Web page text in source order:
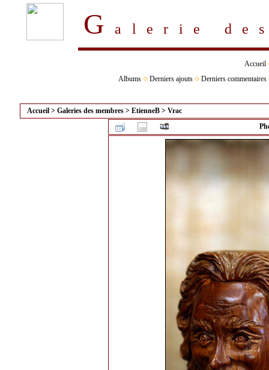
Galerie
Accueil
Albums
Derniers ajouts Derniers commentaires
Accueil > Galeries des membres > EtienneB > Vrac